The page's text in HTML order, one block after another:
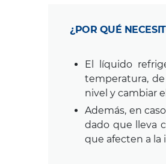
¿POR QUÉ
El líquido
temperatura,
nivel y cambiar
Además, en
dado que lleva
que afecten a